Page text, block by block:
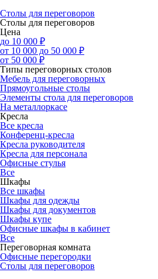
Столы для переговоров
Столы для переговоров
Цена
до 10 000 ₽
от 10 000 до 50 000 ₽
от 50 000 ₽
Типы переговорных столов
Мебель для переговорных
Прямоугольные столы
Элементы стола для переговоров
На металлоркасе
Кресла
Все кресла
Конференц-кресла
Кресла руководителя
Кресла для персонала
Офисные стулья
Все
Шкафы
Все шкафы
Шкафы для одежды
Шкафы для документов
Шкафы купе
Офисные шкафы в кабинет
Все
Переговорная комната
Офисные перегородки
Столы для переговоров